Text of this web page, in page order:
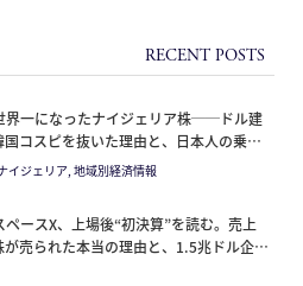
界一になったナイジェリア株──ドル建
コスピを抜いた理由と、日本人の乗り
イジェリア, 地域別経済情報
ースX、上場後“初決算”を読む。売上
売られた本当の理由と、1.5兆ドル企業